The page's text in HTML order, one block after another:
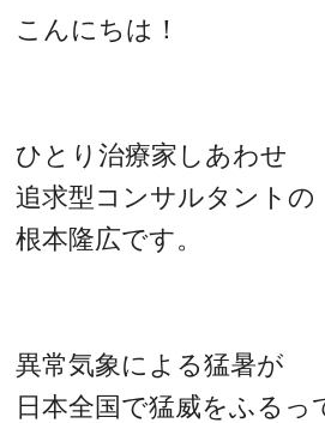
こんにちは！
ひとり治療家しあわせ
追求型コンサルタントの
根本隆広です。
異常気象による猛暑が
日本全国で猛威をふるっ